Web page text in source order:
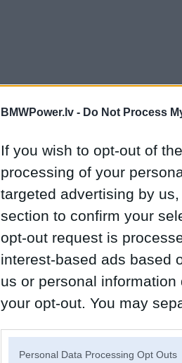
BMWPower.lv - Do Not Process
If you wish to opt-out of
processing of your
targeted advertising by
section to confirm your
opt-out request is
interest-based ads based
us or personal
your opt-out. You may
Personal Data Processing Opt Outs